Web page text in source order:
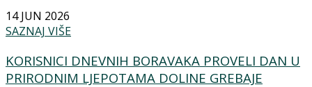
14 JUN 2026
SAZNAJ VIŠE
KORISNICI DNEVNIH BORAVAKA PROVELI DAN U
PRIRODNIM LJEPOTAMA DOLINE GREBAJE